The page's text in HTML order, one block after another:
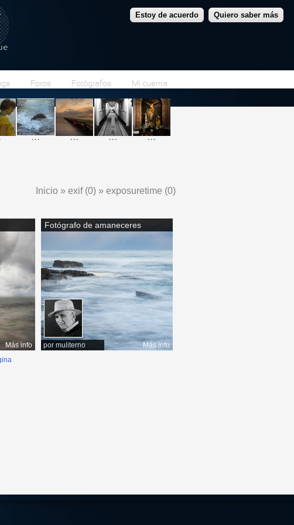
Estoy de acuerdo Quiero saber más
Foros Fotógrafos Mi cuenta
... ... ... ...
Inicio » exif (0) » exposuretime (0)
Más info
Fotógrafo de amaneceres
por muliterno Más info